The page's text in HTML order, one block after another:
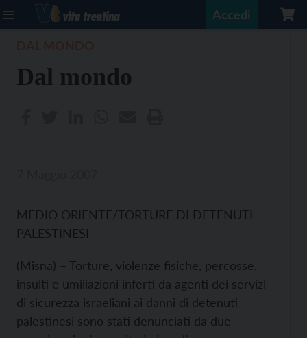
Accedi
Dal mondo
MEDIO ORIENTE/TORTURE DI DETENUTI
PALESTINESI
(Misna) – Torture, violenze fisiche, percosse,
insulti e umiliazioni inferti da agenti dei servizi
di sicurezza israeliani ai danni di detenuti
palestinesi sono stati denunciati da due